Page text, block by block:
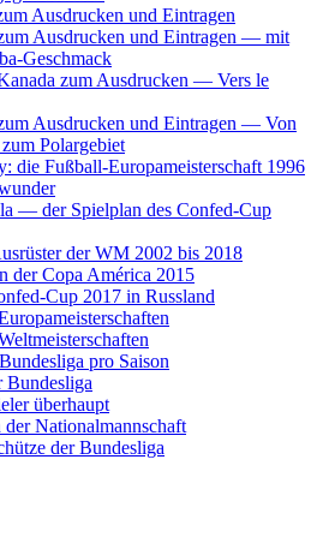
Ausdrucken und Eintragen
Ausdrucken und Eintragen — mit
Geschmack
zum Ausdrucken — Vers le
Ausdrucken und Eintragen — Von
Polargebiet
die Fußball-Europameisterschaft 1996
— der Spielplan des Confed-Cup
der WM 2002 bis 2018
der Copa América 2015
Cup 2017 in Russland
pro Saison
Bundesliga
überhaupt
Nationalmannschaft
der Bundesliga